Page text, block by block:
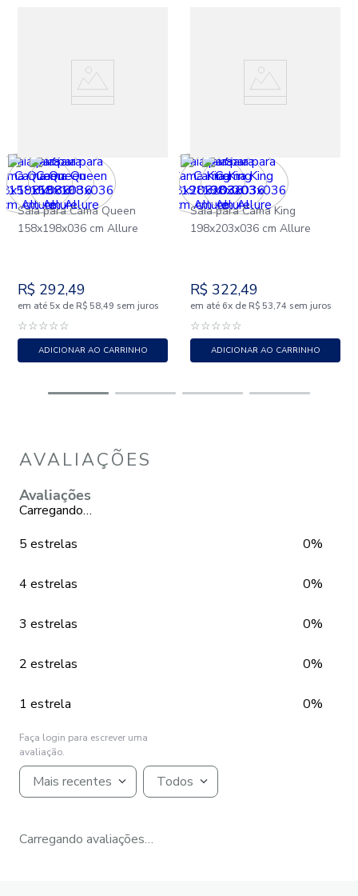
Saia para Cama Queen
158x198x036 cm Allure
R$ 292,49
em até 5x de R$ 58,49 sem juros
☆☆☆☆☆
ADICIONAR AO CARRINHO
Saia para Cama King
198x203x036 cm Allure
R$ 322,49
em até 6x de R$ 53,74 sem juros
☆☆☆☆☆
ADICIONAR AO CARRINHO
AVALIAÇÕES
Avaliações
Carregando…
5 estrelas
0%
4 estrelas 0%
3 estrelas 0%
2 estrelas 0%
1 estrela 0%
Faça login para escrever uma
avaliação.
Mais recentes Todos
Carregando avaliações…